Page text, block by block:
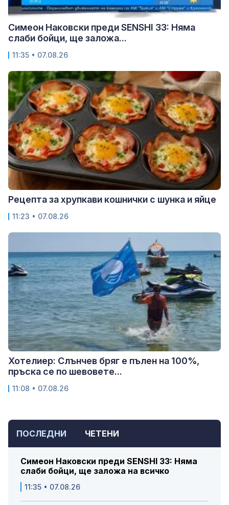
ПОСЛЕДНИ ЧЕТЕНИ
Симеон Наковски преди SENSHI 33: Няма
слаби бойци, ще заложа на всичко
11:35 • 07.08.26
Симеон Наковски преди SENSHI 33: Няма
слаби бойци, ще заложа...
11:35 • 07.08.26
Рецепта за хрупкави кошнички с шунка и яйце
11:23 • 07.08.26
Хотелиер: Слънчев бряг е пълен на 100%,
пръска се по шевовете...
11:08 • 07.08.26